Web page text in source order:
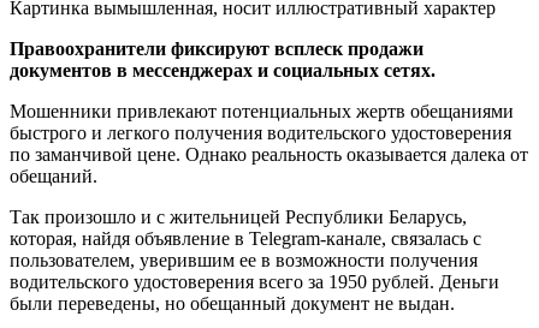
Картинка вымышленная, носит иллюстративный характер
Правоохранители фиксируют всплеск продажи
документов в мессенджерах и социальных сетях.
Мошенники привлекают потенциальных жертв обещаниями
быстрого и легкого получения водительского удостоверения
по заманчивой цене. Однако реальность оказывается далека от
обещаний.
Так произошло и с жительницей Республики Беларусь,
которая, найдя объявление в Telegram-канале, связалась с
пользователем, уверившим ее в возможности получения
водительского удостоверения всего за 1950 рублей. Деньги
были переведены, но обещанный документ не выдан.